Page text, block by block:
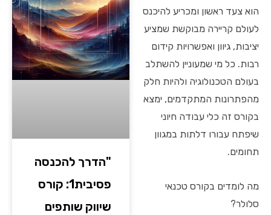
הוא צעד ראשון ומכריע להיכנס
לעולם קריירה מבוקשת שמציע
יציבות, גיוון ואפשרויות קידום
רבות. כל מי שמעוניין להשתלב
בעולם הטכנולוגיה ולהיות חלק
מהפתרונות המתקדמים, ימצא
בקורס זה כלי עבודה חיוני
שיפתח עבורו דלתות במגוון
תחומים.
מה לומדים בקורס טכנאי
סלולר?
"הדרך להכנסה
פסיבית1: קורס
שיווק שותפים